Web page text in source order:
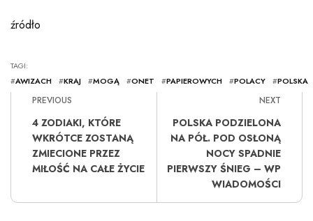
źródło
TAGI:
#AWIZACH #KRAJ #MOGĄ #ONET #PAPIEROWYCH #POLACY #POLSKA
PREVIOUS
4 ZODIAKI, KTÓRE
WKRÓTCE ZOSTANĄ
ZMIECIONE PRZEZ
MIŁOŚĆ NA CAŁE ŻYCIE
NEXT
POLSKA PODZIELONA
NA PÓŁ. POD OSŁONĄ
NOCY SPADNIE
PIERWSZY ŚNIEG – WP
WIADOMOŚCI